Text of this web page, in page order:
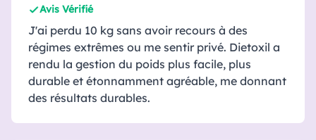
Avis Vérifié
J'ai perdu 10 kg sans avoir recours à des
régimes extrêmes ou me sentir privé. Dietoxil a
rendu la gestion du poids plus facile, plus
durable et étonnamment agréable, me donnant
des résultats durables.